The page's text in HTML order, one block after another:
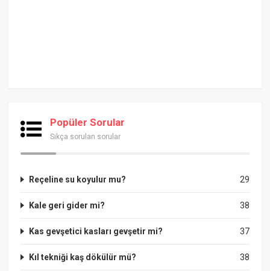
Popüler Sorular
Sıkça sorulan sorular
29
Reçeline su koyulur mu?
38
Kale geri gider mi?
37
Kas gevşetici kasları gevşetir mi?
38
Kıl tekniği kaş dökülür mü?